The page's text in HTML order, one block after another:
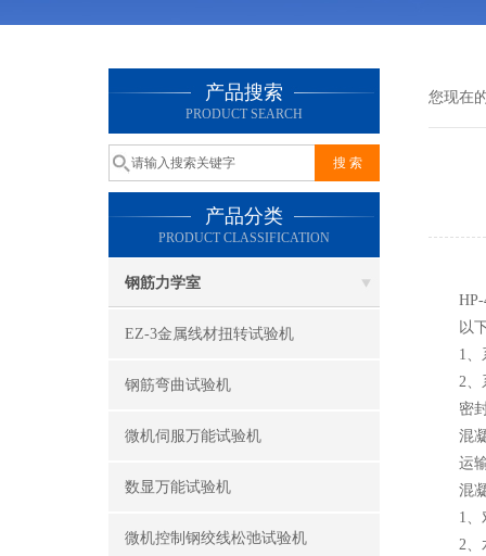
产品搜索
PRODUCT SEARCH
产品分类
PRODUCT CLASSIFICATION
钢筋力学室
EZ-3金属线材扭转试验机
钢筋弯曲试验机
微机伺服万能试验机
数显万能试验机
微机控制钢绞线松弛试验机
您现在
HP-40
以下
1、系
2、系
密封
混凝
运输
混凝
1、对
2、水